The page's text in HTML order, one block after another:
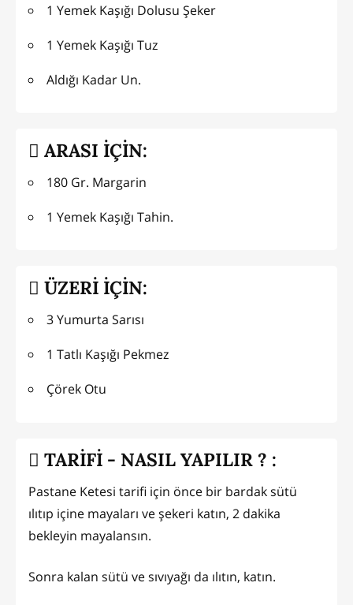
1 Yemek Kaşığı Dolusu Şeker
1 Yemek Kaşığı Tuz
Aldığı Kadar Un.
ARASI İÇİN:
180 Gr. Margarin
1 Yemek Kaşığı Tahin.
ÜZERİ İÇİN:
3 Yumurta Sarısı
1 Tatlı Kaşığı Pekmez
Çörek Otu
TARİFİ - NASIL YAPILIR ? :
Pastane Ketesi tarifi için önce bir bardak sütü
ılıtıp içine mayaları ve şekeri katın, 2 dakika
bekleyin mayalansın.
Sonra kalan sütü ve sıvıyağı da ılıtın, katın.